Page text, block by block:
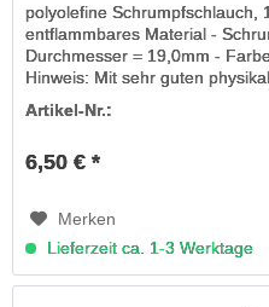
polyolefine Schrumpfschlauch,
entflammbares Material -
Durchmesser = 19,0mm -
Hinweis: Mit sehr guten
Artikel-Nr.:
6,50 € *
Merken
Lieferzeit ca. 1-3 Werktage